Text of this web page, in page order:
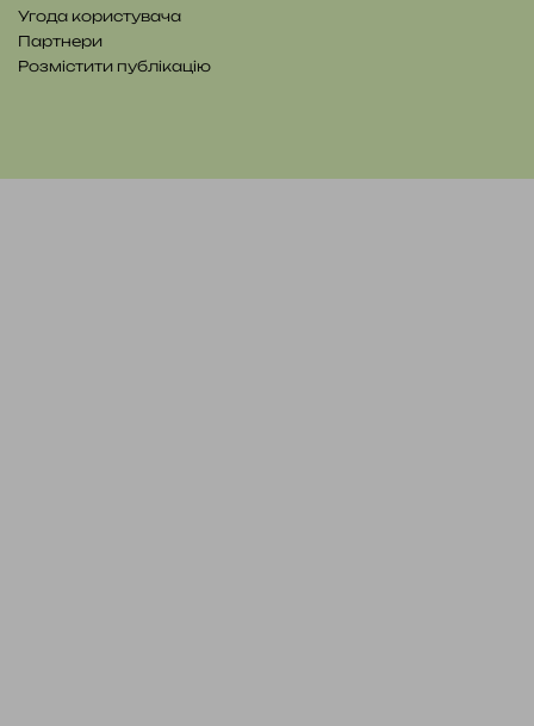
Угода користувача
Партнери
Розмістити публікацію